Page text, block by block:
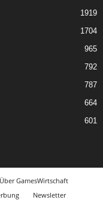
1919
1704
965
792
787
664
601
Über GamesWirtschaft
Newsletter